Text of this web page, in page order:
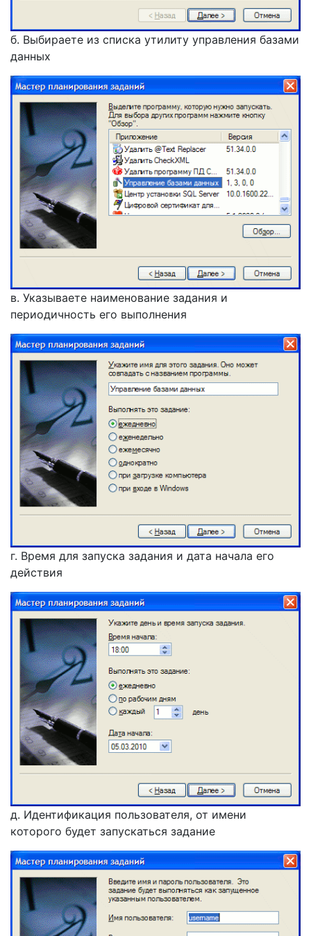
б. Выбираете из списка утилиту управления базами
данных
в. Указываете наименование задания и
периодичность его выполнения
г. Время для запуска задания и дата начала его
действия
д. Идентификация пользователя, от имени
которого будет запускаться задание